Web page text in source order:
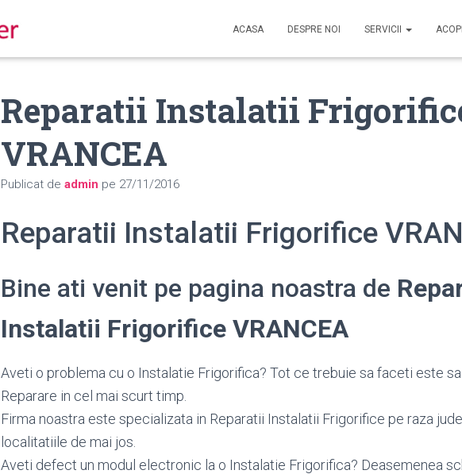
ACASA DESPRE NOI SERVICII
Reparatii Instalatii
VRANCEA
Publicat de admin pe 27/11/2016
Reparatii Instalatii Frigorifice
Bine ati venit pe pagina noastra de
Instalatii Frigorifice VRANCEA
Aveti o problema cu o Instalatie Frigorifica? Tot ce trebuie sa faceti este
Reparare in cel mai scurt timp.
Firma noastra este specializata in Reparatii Instalatii Frigorifice pe raza
localitatiile de mai jos.
Aveti defect un modul electronic la o Instalatie Frigorifica? Deasemenea